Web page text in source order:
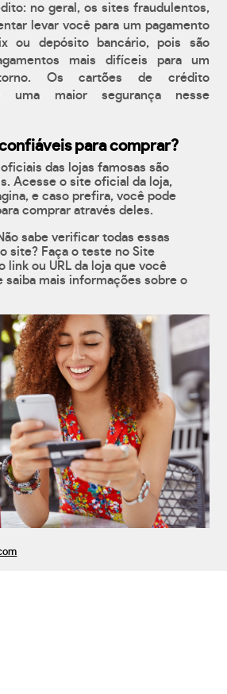
no geral, os sites fraudulentos,
levar você para um pagamento
ou depósito bancário, pois são
mais difíceis para um
Os cartões de crédito
uma maior segurança nesse
para comprar?
das lojas famosas são
Acesse o site oficial da loja,
e caso prefira, você pode
comprar através deles.
sabe verificar todas essas
site? Faça o teste no Site
link ou URL da loja que você
saiba mais informações sobre o